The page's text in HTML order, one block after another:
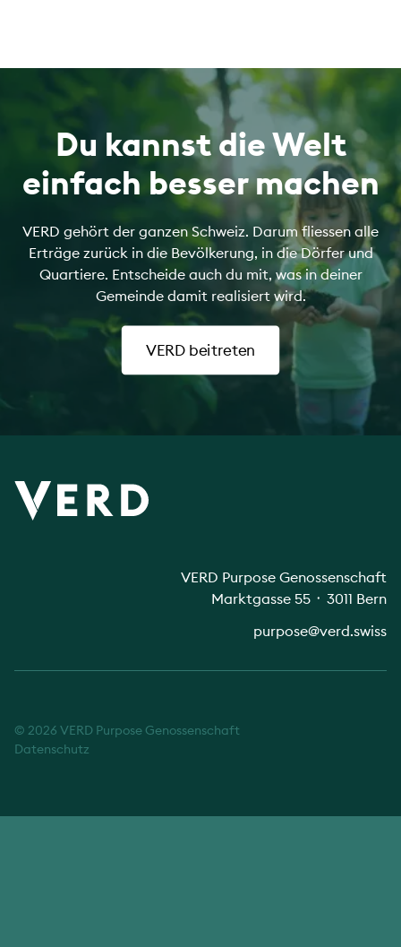
Du kannst die Welt
einfach besser machen
VERD gehört der ganzen Schweiz. Darum fliessen alle
Erträge zurück in die Bevölkerung, in die Dörfer und
Quartiere. Entscheide auch du mit, was in deiner
Gemeinde damit realisiert wird.
VERD beitreten
VERD Purpose Genossenschaft
Marktgasse 55 ᛫ 3011 Bern
purpose@verd.swiss
© 2026 VERD Purpose Genossenschaft
Datenschutz